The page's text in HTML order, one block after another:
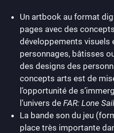
Un artbook au format
pages avec des
développements visuels
personnages, bâtisses
des designs des
concepts arts est de
l’opportunité de
l’univers de FAR: Lone
La bande son du jeu
place très importante